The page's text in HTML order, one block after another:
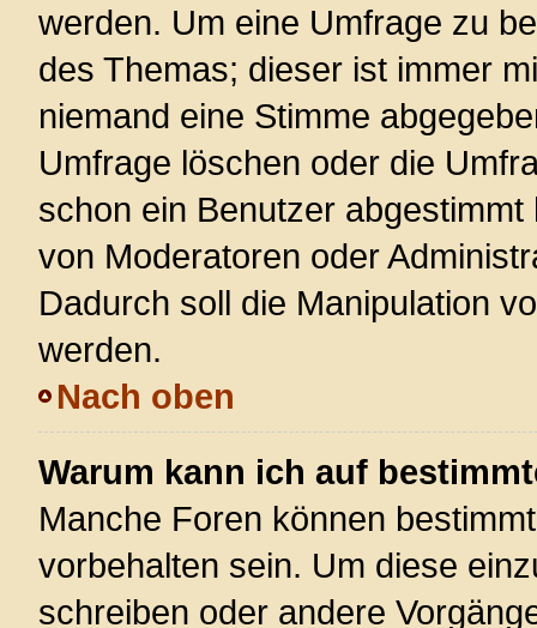
werden. Um eine Umfrage zu
des Themas; dieser ist immer
niemand eine Stimme
Umfrage löschen oder die
schon ein Benutzer
von Moderatoren oder
Dadurch soll die Manipulation
werden.
Nach oben
Warum kann ich auf
Manche Foren können
vorbehalten sein. Um diese
schreiben oder andere